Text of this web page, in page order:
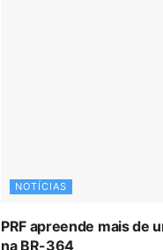
NOTÍCIAS
PRF apreende mais de
na BR-364